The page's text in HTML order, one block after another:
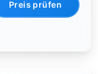
Preis prüfen